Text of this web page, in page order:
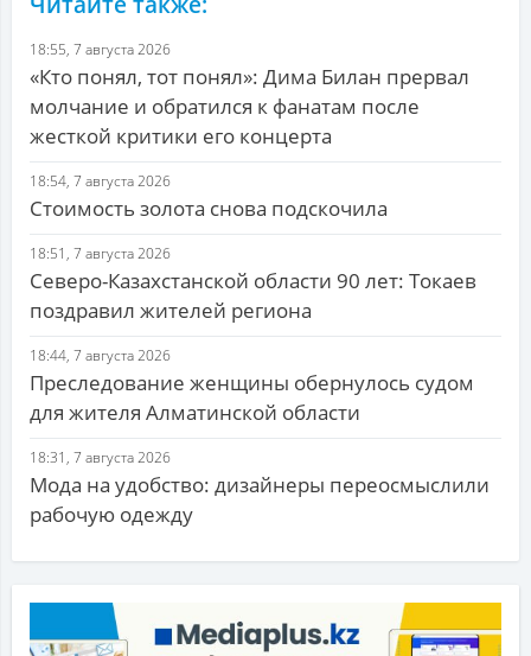
18:55, 7 августа 2026
«Кто понял, тот понял»: Дима Билан прервал
молчание и обратился к фанатам после
жесткой критики его концерта
18:54, 7 августа 2026
Стоимость золота снова подскочила
18:51, 7 августа 2026
Северо-Казахстанской области 90 лет: Токаев
поздравил жителей региона
18:44, 7 августа 2026
Преследование женщины обернулось судом
для жителя Алматинской области
18:31, 7 августа 2026
Мода на удобство: дизайнеры переосмыслили
рабочую одежду